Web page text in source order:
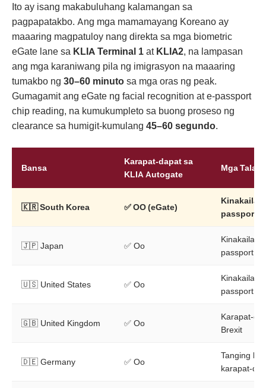
Ito ay isang makabuluhang kalamangan sa
pagpapatakbo. Ang mga mamamayang Koreano ay
maaaring magpatuloy nang direkta sa mga biometric
eGate lane sa KLIA Terminal 1atKLIA2, na lampasan
ang mga karaniwang pila ng imigrasyon na maaaring
tumakbo ng 30–60 minutosa mga oras ng peak.
Gumagamit ang eGate ng facial recognition at e-passport
chip reading, na kumukumpleto sa buong proseso ng
clearance sa humigit-kumulang 45–60 segundo.
Bansa
Karapat-dapat sa
KLIA Autogate
Mga Tala
🇰🇷 South Korea ✅OO (eGate)
passport +
🇯🇵 Japan ✅ Oo
passport
🇺🇸 United States ✅ Oo
passport
🇬🇧 United Kingdom ✅ Oo
Karapat-
Brexit
🇩🇪 Germany ✅ Oo
Tanging
karapat-